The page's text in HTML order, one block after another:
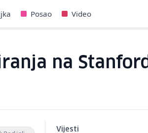
Posao Video
na
Vijesti